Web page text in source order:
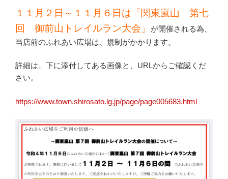
１１月２日～１１月６日は「関東嵐山 第七
回 御前山トレイルラン大会」
が開催される為、
当店前のふれあい広場は、規制がかかります。
詳細は、下に添付してある画像と、URLからご確認くだ
さい。
https://www.town.shirosato.lg.jp/page/page005683.html